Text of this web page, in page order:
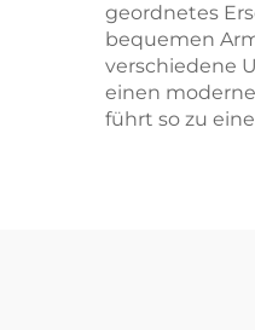
geordnetes
bequemen
verschiedene
einen
führt so zu